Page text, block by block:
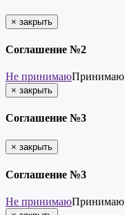
× закрыть
Соглашение №2
Не принимаюПринимаю
× закрыть
Соглашение №3
× закрыть
Соглашение №3
Не принимаюПринимаю